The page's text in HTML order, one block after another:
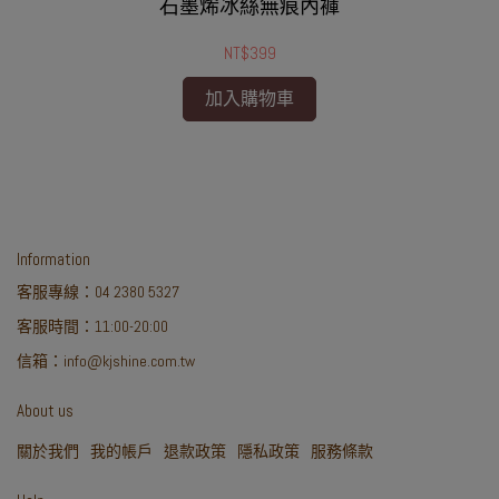
石墨烯冰絲無痕內褲
NT$399
加入購物車
Information
客服專線：04 2380 5327
客服時間：11:00-20:00
信箱：info@kjshine.com.tw
About us
關於我們 我的帳戶 退款政策 隱私政策 服務條款